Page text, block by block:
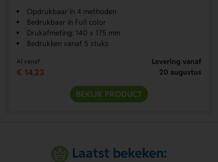
Opdrukbaar in 4 methoden
Bedrukbaar in Full color
Drukafmeting: 140 x 175 mm
Bedrukken vanaf 5 stuks
Al vanaf
€ 14,23
Levering vanaf
20 augustus
BEKIJK PRODUCT
Laatst bekeken: